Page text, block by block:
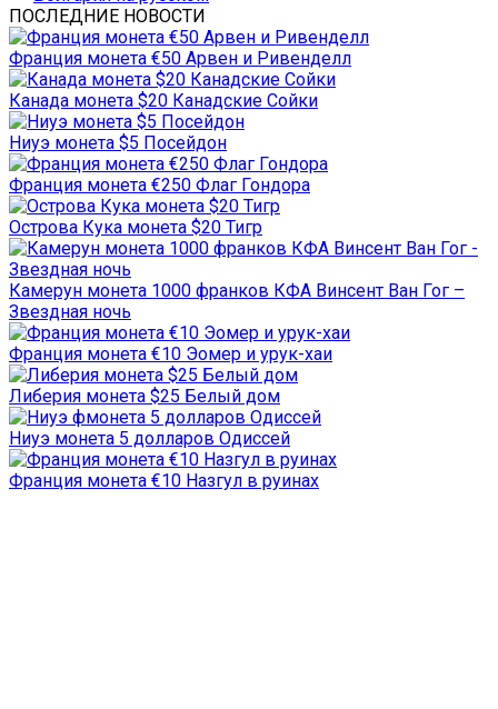
ПОСЛЕДНИЕ НОВОСТИ
Франция монета €50 Арвен и Ривенделл
Канада монета $20 Канадские Сойки
Ниуэ монета $5 Посейдон
Франция монета €250 Флаг Гондора
Острова Кука монета $20 Тигр
Камерун монета 1000 франков КФА Винсент Ван Гог –
Звездная ночь
Франция монета €10 Эомер и урук-хаи
Либерия монета $25 Белый дом
Ниуэ монета 5 долларов Одиссей
Франция монета €10 Назгул в руинах